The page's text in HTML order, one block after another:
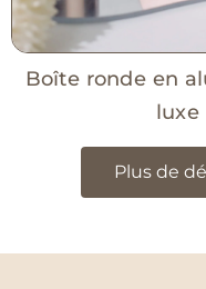
Boîte ronde en
luxe
Plus de